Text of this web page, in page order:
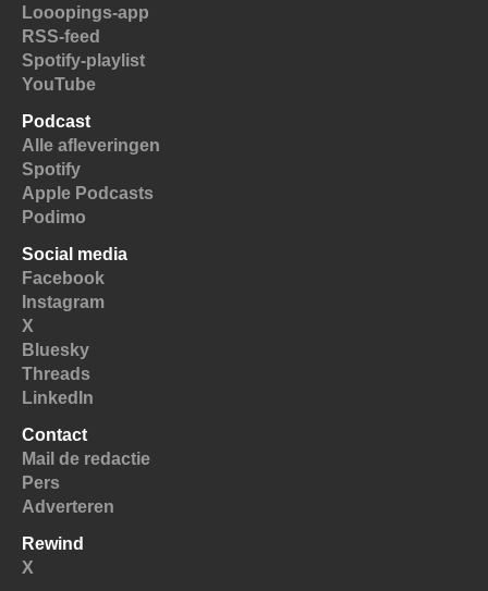
Looopings-app
RSS-feed
Spotify-playlist
YouTube
Podcast
Alle afleveringen
Spotify
Apple Podcasts
Podimo
Social media
Facebook
Instagram
X
Bluesky
Threads
LinkedIn
Contact
Mail de redactie
Pers
Adverteren
Rewind
X